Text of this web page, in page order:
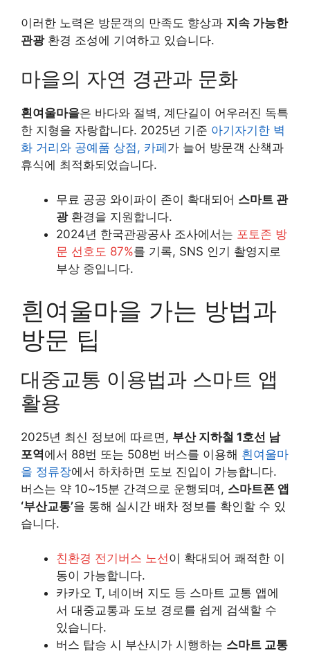
이러한 노력은 방문객의 만족도 향상과 지속 가능한
관광환경 조성에 기여하고 있습니다.
마을의 자연 경관과 문화
흰여울마을은 바다와 절벽, 계단길이 어우러진 독특
한 지형을 자랑합니다. 2025년 기준 아기자기한 벽
화 거리와 공예품 상점, 카페가 늘어 방문객 산책과
휴식에 최적화되었습니다.
무료 공공 와이파이 존이 확대되어 스마트 관
광환경을 지원합니다.
2024년 한국관광공사 조사에서는 포토존 방
문 선호도 87%를 기록, SNS 인기 촬영지로
부상 중입니다.
흰여울마을 가는 방법과
방문 팁
대중교통 이용법과 스마트 앱
활용
2025년 최신 정보에 따르면, 부산 지하철 1호선 남
포역에서 88번 또는 508번 버스를 이용해 흰여울마
을 정류장에서 하차하면 도보 진입이 가능합니다.
버스는 약 10~15분 간격으로 운행되며, 스마트폰 앱
‘부산교통’을 통해 실시간 배차 정보를 확인할 수 있
습니다.
친환경 전기버스 노선이 확대되어 쾌적한 이
동이 가능합니다.
카카오 T, 네이버 지도 등 스마트 교통 앱에
서 대중교통과 도보 경로를 쉽게 검색할 수
있습니다.
버스 탑승 시 부산시가 시행하는 스마트 교통